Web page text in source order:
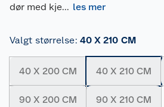
dør med kje... les mer
Valgt størrelse: 40 X 210 CM
40 X 200 CM 40 X 210 CM
90 X 200 CM 90 X 210 CM